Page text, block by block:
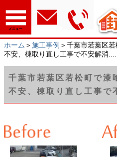
メニュー
ホーム ＞ 施工事例 ＞千葉市若葉区
不安、棟取り直し工事で不安解消
千葉市若葉区若松町で漆
不安、棟取り直し工事で